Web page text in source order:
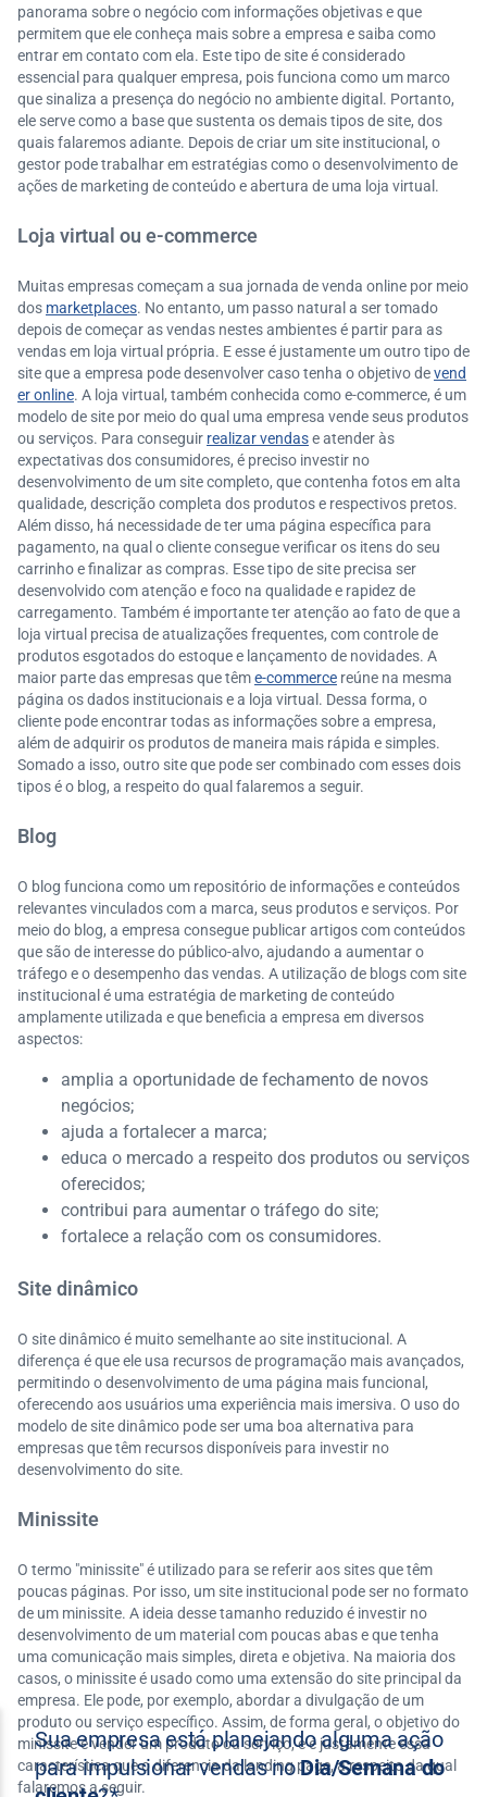
panorama sobre o negócio com informações objetivas e que
permitem que ele conheça mais sobre a empresa e saiba como
entrar em contato com ela. Este tipo de site é considerado
essencial para qualquer empresa, pois funciona como um marco
que sinaliza a presença do negócio no ambiente digital. Portanto,
ele serve como a base que sustenta os demais tipos de site, dos
quais falaremos adiante. Depois de criar um site institucional, o
gestor pode trabalhar em estratégias como o desenvolvimento de
ações de marketing de conteúdo e abertura de uma loja virtual.
Loja virtual ou e-commerce
Muitas empresas começam a sua jornada de venda online por meio
dos marketplaces. No entanto, um passo natural a ser tomado
depois de começar as vendas nestes ambientes é partir para as
vendas em loja virtual própria. E esse é justamente um outro tipo de
site que a empresa pode desenvolver caso tenha o objetivo devend
er online. A loja virtual, também conhecida como e-commerce, é um
modelo de site por meio do qual uma empresa vende seus produtos
ou serviços. Para conseguir realizar vendase atender às
expectativas dos consumidores, é preciso investir no
desenvolvimento de um site completo, que contenha fotos em alta
qualidade, descrição completa dos produtos e respectivos pretos.
Além disso, há necessidade de ter uma página específica para
pagamento, na qual o cliente consegue verificar os itens do seu
carrinho e finalizar as compras. Esse tipo de site precisa ser
desenvolvido com atenção e foco na qualidade e rapidez de
carregamento. Também é importante ter atenção ao fato de que a
loja virtual precisa de atualizações frequentes, com controle de
produtos esgotados do estoque e lançamento de novidades. A
maior parte das empresas que tême-commerce reúne na mesma
página os dados institucionais e a loja virtual. Dessa forma, o
cliente pode encontrar todas as informações sobre a empresa,
além de adquirir os produtos de maneira mais rápida e simples.
Somado a isso, outro site que pode ser combinado com esses dois
tipos é o blog, a respeito do qual falaremos a seguir.
Blog
O blog funciona como um repositório de informações e conteúdos
relevantes vinculados com a marca, seus produtos e serviços. Por
meio do blog, a empresa consegue publicar artigos com conteúdos
que são de interesse do público-alvo, ajudando a aumentar o
tráfego e o desempenho das vendas. A utilização de blogs com site
institucional é uma estratégia de marketing de conteúdo
amplamente utilizada e que beneficia a empresa em diversos
aspectos:
amplia a oportunidade de fechamento de novos
negócios;
ajuda a fortalecer a marca;
educa o mercado a respeito dos produtos ou serviços
oferecidos;
contribui para aumentar o tráfego do site;
fortalece a relação com os consumidores.
Site dinâmico
O site dinâmico é muito semelhante ao site institucional. A
diferença é que ele usa recursos de programação mais avançados,
permitindo o desenvolvimento de uma página mais funcional,
oferecendo aos usuários uma experiência mais imersiva. O uso do
modelo de site dinâmico pode ser uma boa alternativa para
empresas que têm recursos disponíveis para investir no
desenvolvimento do site.
Minissite
O termo "minissite" é utilizado para se referir aos sites que têm
poucas páginas. Por isso, um site institucional pode ser no formato
de um minissite. A ideia desse tamanho reduzido é investir no
desenvolvimento de um material com poucas abas e que tenha
uma comunicação mais simples, direta e objetiva. Na maioria dos
casos, o minissite é usado como uma extensão do site principal da
empresa. Ele pode, por exemplo, abordar a divulgação de um
produto ou serviço específico. Assim, de forma geral, o objetivo do
minissite é vender um produto ou serviço, e é justamente essa
característica que o diferencia da landing page, a respeito da qual
falaremos a seguir.